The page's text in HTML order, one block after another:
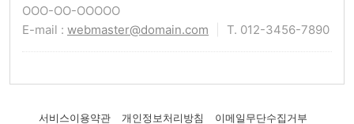
OOO-OO-OOOOO
E-mail : webmaster@domain.com T. 012-3456-7890
서비스이용약관 개인정보처리방침 이메일무단수집거부